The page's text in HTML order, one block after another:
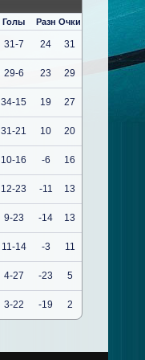
Голы Разн Очки
31-7 24 31
29-6 23 29
34-15 19 27
31-21 10 20
10-16 -6 16
12-23 -11 13
9-23 -14 13
11-14 -3 11
4-27 -23 5
3-22 -19 2